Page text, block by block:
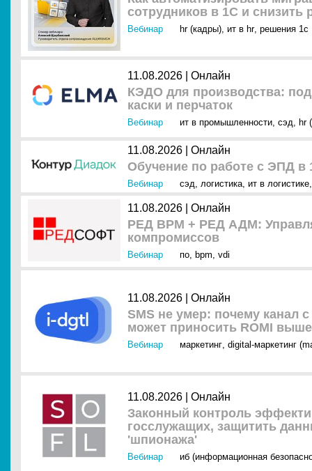
сотрудников в 1С и снизить
Вебинар hr (кадры), ит в hr, решения 1с
11.08.2026 | Онлайн
КЭДО для производства:
каски и перчаток
Вебинар ит в промышленности, сэд, hr
11.08.2026 | Онлайн
Обучение по работе с ЭПД в
Вебинар сэд, логистика, ит в логистике
11.08.2026 | Онлайн
РЕД ВРМ + РЕД АДМ:
компромиссов
Вебинар по, bpm, vdi
11.08.2026 | Онлайн
SMS не умер: почему канал
может приносить ROMI
Вебинар маркетинг, digital-маркетинг
11.08.2026 | Онлайн
Законный контроль
госслужащих, защитить
'шпионажа'
Вебинар иб (информационная